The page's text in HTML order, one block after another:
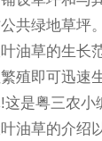
共绿地草坪
油草的生长
殖即可迅速
这是粤三农
油草的介绍